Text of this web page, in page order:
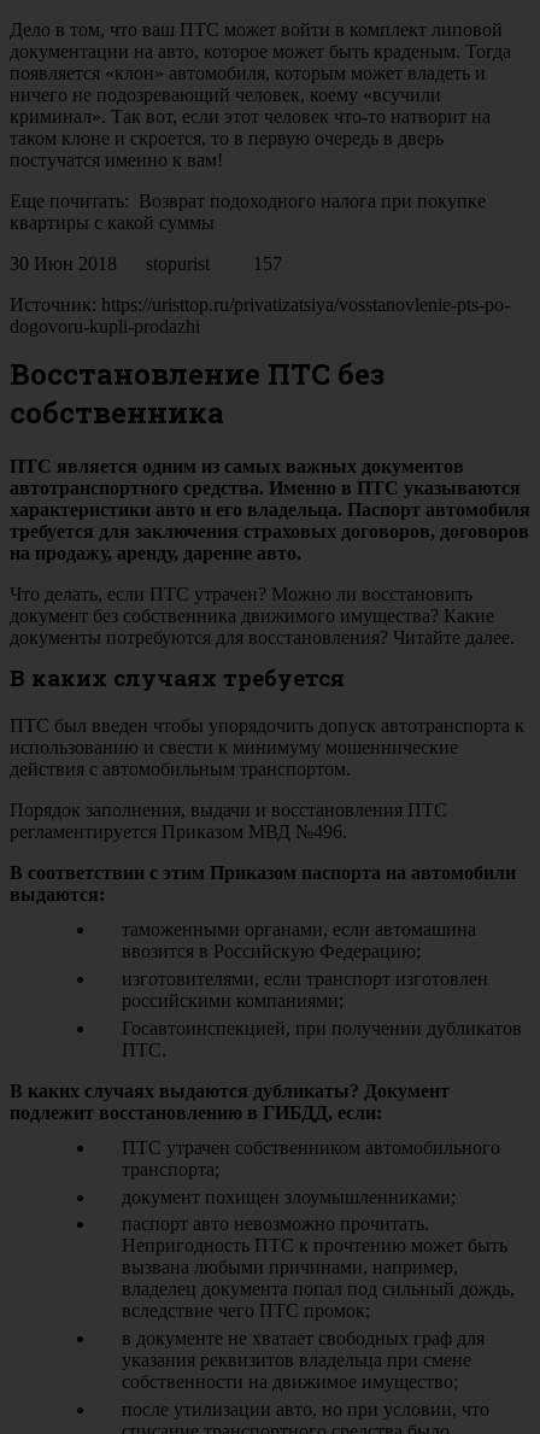
Дело в том, что ваш ПТС может войти в комплект липовой
документации на авто, которое может быть краденым. Тогда
появляется «клон» автомобиля, которым может владеть и
ничего не подозревающий человек, коему «всучили
криминал». Так вот, если этот человек что-то натворит на
таком клоне и скроется, то в первую очередь в дверь
постучатся именно к вам!
Еще почитать: Возврат подоходного налога при покупке
квартиры с какой суммы
30 Июн 2018 stopurist 157
Источник: https://uristtop.ru/privatizatsiya/vosstanovlenie-pts-po-
dogovoru-kupli-prodazhi
Восстановление ПТС без
собственника
ПТС является одним из самых важных документов
автотранспортного средства. Именно в ПТС указываются
характеристики авто и его владельца. Паспорт автомобиля
требуется для заключения страховых договоров, договоров
на продажу, аренду, дарение авто.
Что делать, если ПТС утрачен? Можно ли восстановить
документ без собственника движимого имущества? Какие
документы потребуются для восстановления? Читайте далее.
В каких случаях требуется
ПТС был введен чтобы упорядочить допуск автотранспорта к
использованию и свести к минимуму мошеннические
действия с автомобильным транспортом.
Порядок заполнения, выдачи и восстановления ПТС
регламентируется Приказом МВД №496.
В соответствии с этим Приказом паспорта на автомобили
выдаются:
таможенными органами, если автомашина
ввозится в Российскую Федерацию;
изготовителями, если транспорт изготовлен
российскими компаниями;
Госавтоинспекцией, при получении дубликатов
ПТС.
В каких случаях выдаются дубликаты? Документ
подлежит восстановлению в ГИБДД, если:
ПТС утрачен собственником автомобильного
транспорта;
документ похищен злоумышленниками;
паспорт авто невозможно прочитать.
Непригодность ПТС к прочтению может быть
вызвана любыми причинами, например,
владелец документа попал под сильный дождь,
вследствие чего ПТС промок;
в документе не хватает свободных граф для
указания реквизитов владельца при смене
собственности на движимое имущество;
после утилизации авто, но при условии, что